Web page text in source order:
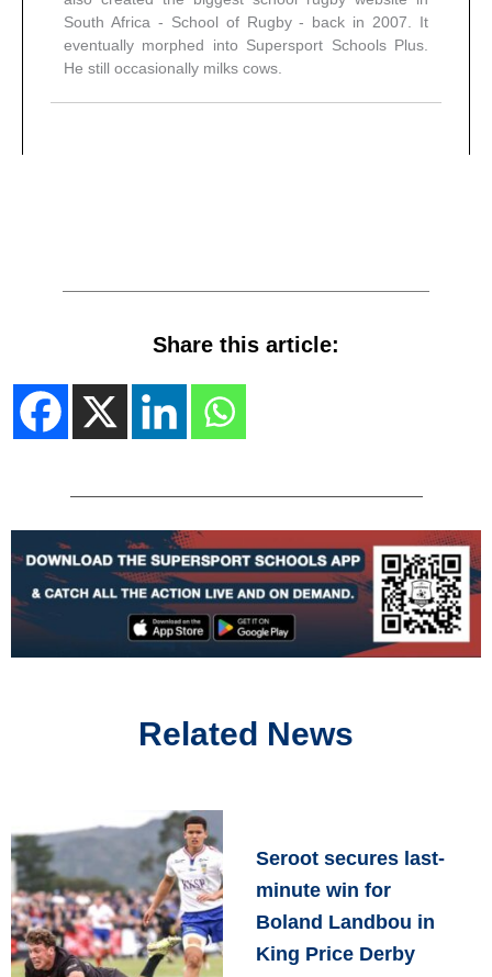
South Africa - School of Rugby - back in 2007. It
eventually morphed into Supersport Schools Plus.
He still occasionally milks cows.
Share this article:
Related News
Seroot secures last-
minute win for
Boland Landbou in
King Price Derby